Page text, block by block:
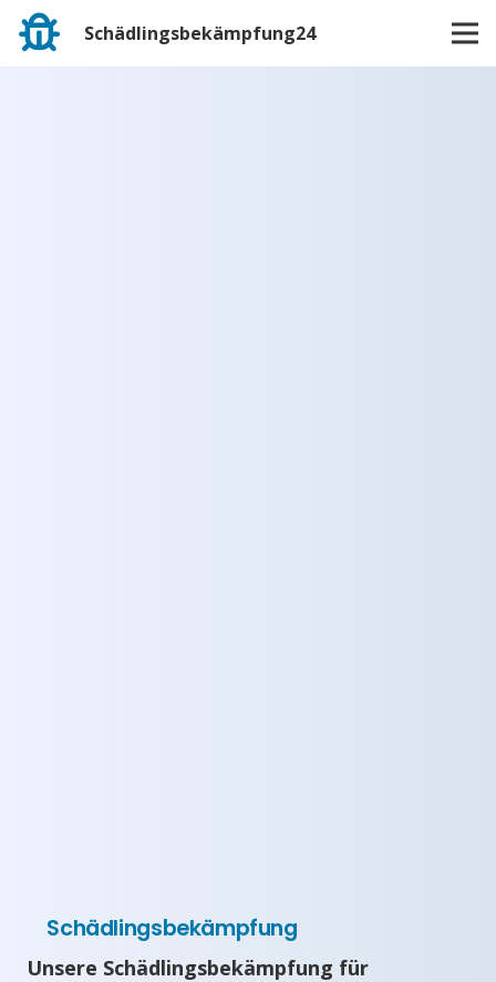
Schädlingsbekämpfung24
Schädlingsbekämpfung
Unsere Schädlingsbekämpfung für